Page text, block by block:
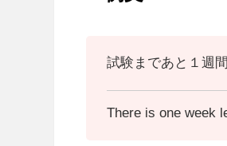
試験まであと１週
There is one week